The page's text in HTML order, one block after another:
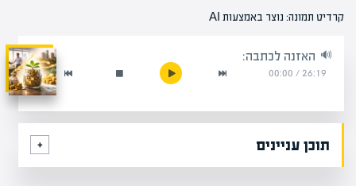
קרדיט תמונה: נוצר באמצעות AI
האזנה לכתבה:
26:19
/
00:00
תוכן עניינים